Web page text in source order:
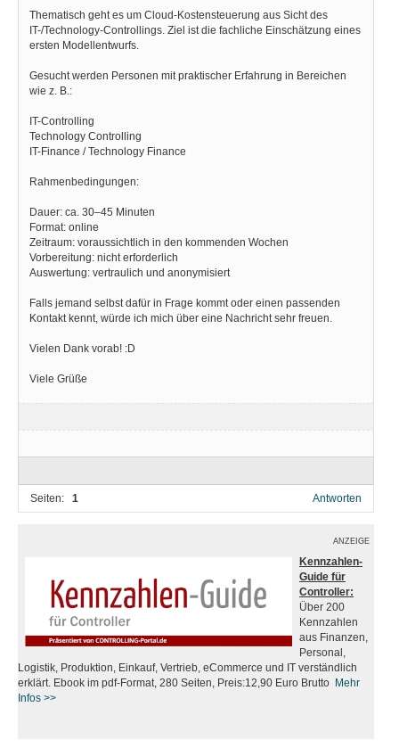
Thematisch geht es um Cloud-Kostensteuerung aus Sicht des
IT-/Technology-Controllings. Ziel ist die fachliche Einschätzung eines
ersten Modellentwurfs.
Gesucht werden Personen mit praktischer Erfahrung in Bereichen
wie z. B.:
IT-Controlling
Technology Controlling
IT-Finance / Technology Finance
Rahmenbedingungen:
Dauer: ca. 30–45 Minuten
Format: online
Zeitraum: voraussichtlich in den kommenden Wochen
Vorbereitung: nicht erforderlich
Auswertung: vertraulich und anonymisiert
Falls jemand selbst dafür in Frage kommt oder einen passenden
Kontakt kennt, würde ich mich über eine Nachricht sehr freuen.
Vielen Dank vorab! :D
Viele Grüße
Seiten: 1 Antworten
ANZEIGE
Kennzahlen-
Guide für
Controller:
Über 200
Kennzahlen
aus Finanzen,
Personal,
Logistik, Produktion, Einkauf, Vertrieb, eCommerce und IT verständlich
erklärt. Ebook im pdf-Format, 280 Seiten, Preis:12,90 Euro Brutto Mehr
Infos >>